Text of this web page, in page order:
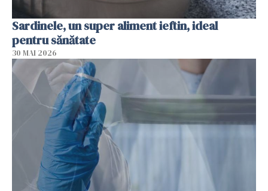
Sardinele, un super aliment ieftin, ideal
pentru sănătate
30 MAI 2026